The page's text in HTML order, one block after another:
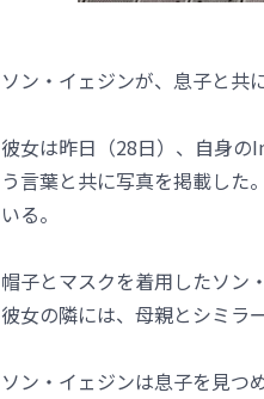
ソン・イェジンが、息子と共
彼女は昨日（28日）、自身の
う言葉と共に写真を掲載した
いる。
帽子とマスクを着用したソン
彼女の隣には、母親とシミラ
ソン・イェジンは息子を見つ